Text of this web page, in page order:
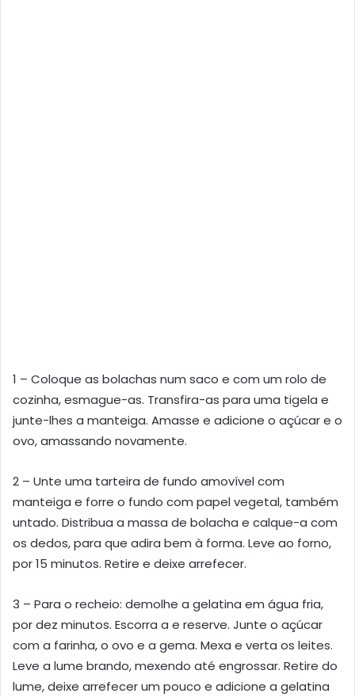
1 – Coloque as bolachas num saco e com um rolo de
cozinha, esmague-as. Transfira-as para uma tigela e
junte-lhes a manteiga. Amasse e adicione o açúcar e o
ovo, amassando novamente.
2 – Unte uma tarteira de fundo amovível com
manteiga e forre o fundo com papel vegetal, também
untado. Distribua a massa de bolacha e calque-a com
os dedos, para que adira bem à forma. Leve ao forno,
por 15 minutos. Retire e deixe arrefecer.
3 – Para o recheio: demolhe a gelatina em água fria,
por dez minutos. Escorra a e reserve. Junte o açúcar
com a farinha, o ovo e a gema. Mexa e verta os leites.
Leve a lume brando, mexendo até engrossar. Retire do
lume, deixe arrefecer um pouco e adicione a gelatina